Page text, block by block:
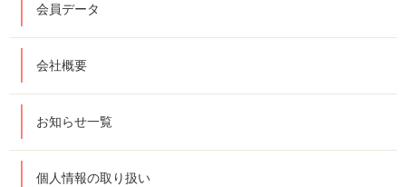
会員データ
会社概要
お知らせ一覧
個人情報の取り扱い